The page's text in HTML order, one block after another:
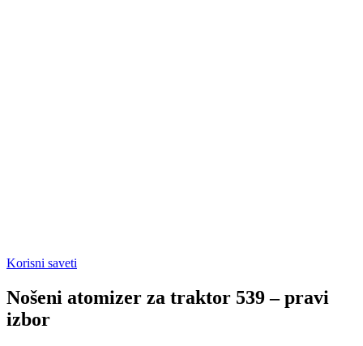
Korisni saveti
Nošeni atomizer za traktor 539 – pravi
izbor